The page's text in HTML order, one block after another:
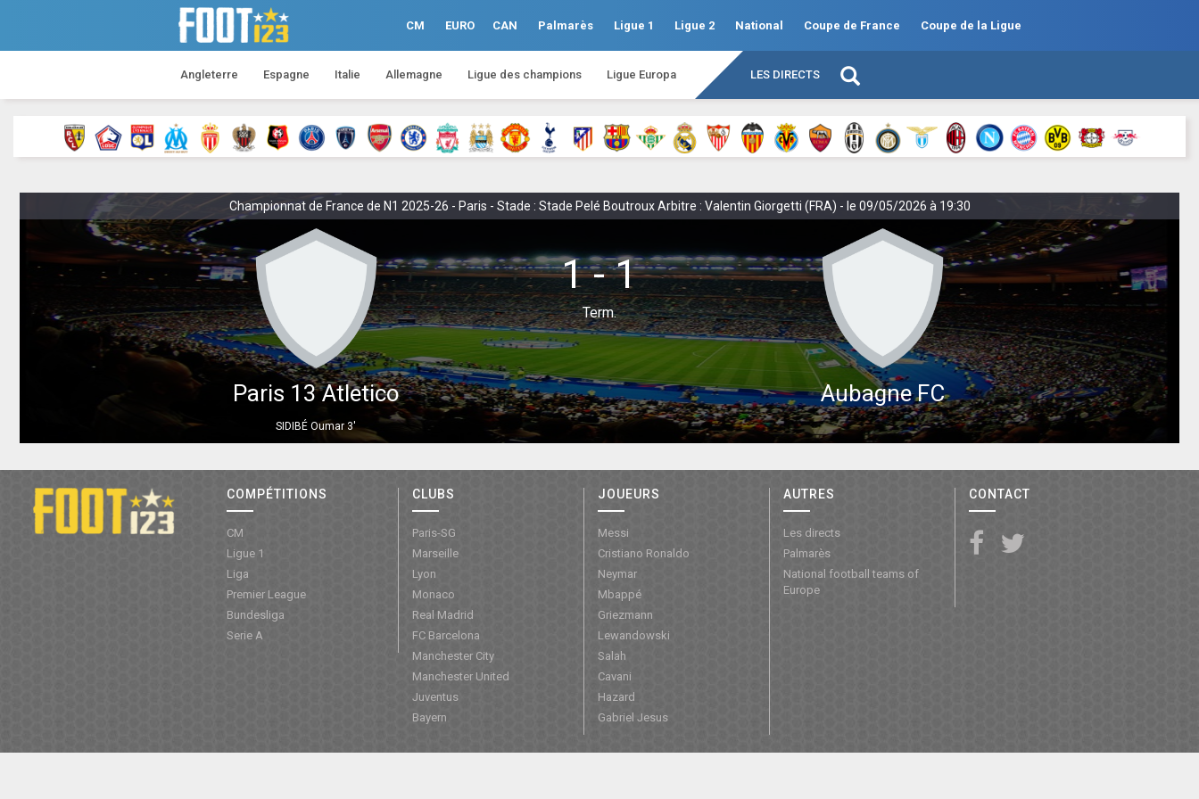
CM EURO CAN Palmarès Ligue 1 Ligue 2 National Coupe de France Coupe de la Ligue
Angleterre Espagne Italie Allemagne Ligue des champions Ligue Europa LES DIRECTS
Championnat de France de N1 2025-26 - Paris - Stade : Stade Pelé Boutroux Arbitre : Valentin Giorgetti (FRA) - le 09/05/2026 à 19:30
Paris 13 Atletico
1 - 1
Term.
Aubagne FC
SIDIBÉ Oumar3'
COMPÉTITIONS
CM
Ligue 1
Liga
Premier League
Bundesliga
Serie A
CLUBS
Paris-SG
Marseille
Lyon
Monaco
Real Madrid
FC Barcelona
Manchester City
Manchester United
Juventus
Bayern
JOUEURS
Messi
Cristiano Ronaldo
Neymar
Mbappé
Griezmann
Lewandowski
Salah
Cavani
Hazard
Gabriel Jesus
AUTRES
Les directs
Palmarès
National football teams of
Europe
CONTACT